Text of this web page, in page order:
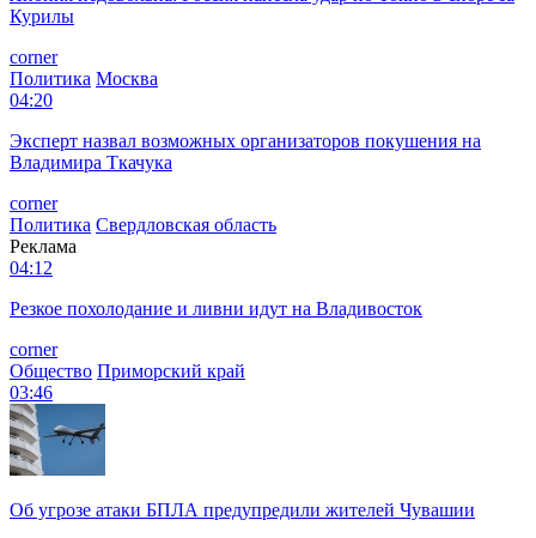
Курилы
corner
Политика Москва
04:20
Эксперт назвал возможных организаторов покушения на
Владимира Ткачука
corner
Политика Свердловская область
Реклама
04:12
Резкое похолодание и ливни идут на Владивосток
corner
Общество Приморский край
03:46
Об угрозе атаки БПЛА предупредили жителей Чувашии